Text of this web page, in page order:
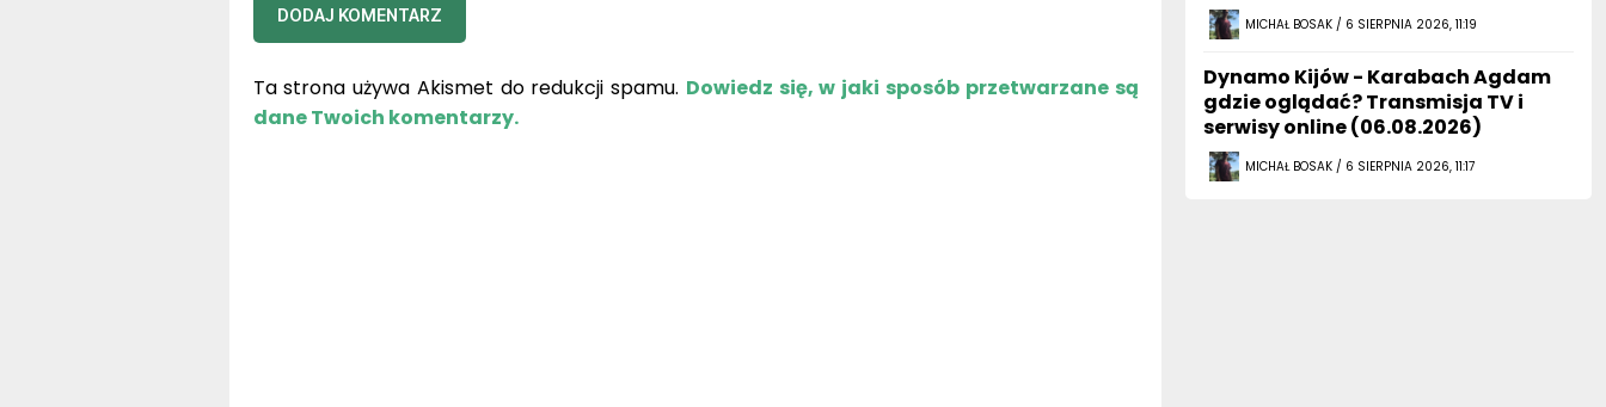
Ta strona używa Akismet do redukcji spamu.
dane Twoich komentarzy.
Dynamo Kijów - Karabach Agdam
serwisy online (06.08.2026)
MICHAŁ BOSAK / 6 SIERPNIA 2026, 11:17